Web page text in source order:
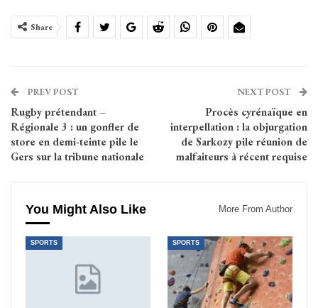
Share
PREV POST
Rugby prétendant –
Régionale 3 : un gonfler de
store en demi-teinte pile le
Gers sur la tribune nationale
NEXT POST
Procès cyrénaïque en
interpellation : la objurgation
de Sarkozy pile réunion de
malfaiteurs à récent requise
You Might Also Like More From Author
SPORTS SPORTS